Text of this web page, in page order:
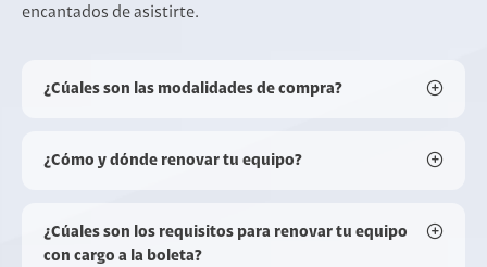
encantados de asistirte.
¿Cúales son las modalidades de compra?
¿Cómo y dónde renovar tu equipo?
¿Cúales son los requisitos para renovar tu equipo
con cargo a la boleta?